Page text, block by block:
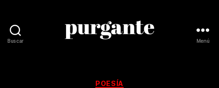
Buscar Menú
Categorías
POESÍA